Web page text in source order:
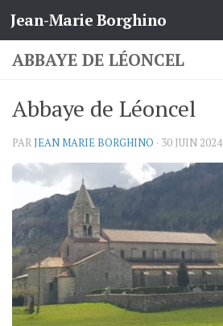
Skip to content
Jean-Marie Borghino
ABBAYE DE LÉONCEL
Abbaye de Léoncel
PARJEAN MARIE BORGHINO · 30 JUIN 2024